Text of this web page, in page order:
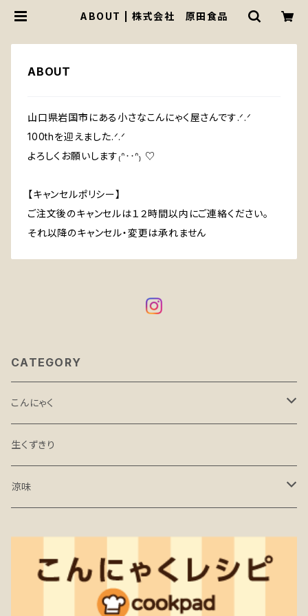
ABOUT | 株式会社 原田食品
ABOUT
山口県岩国市にある小さなこんにゃく屋さんです.ᐟ‪‪‬.ᐟ‪‪‬
100thを迎えました.ᐟ‪‪‬.ᐟ‪‪‬
よろしくお願いします₍ᐢ‥ᐢ₎ ♡
【キャンセルポリシー】
ご注文後のキャンセルは１２時間以内にご連絡ください。
それ以降のキャンセル・変更は承れません
CATEGORY
こんにゃく
炒め物用
おでん・煮物・焼物・汁物用
コンニャクイックシリーズ
生くずきり
涼味
ところてん